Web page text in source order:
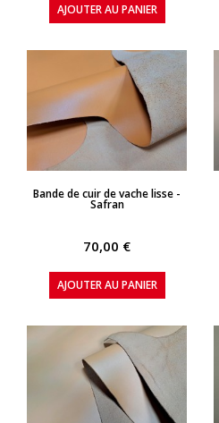
AJOUTER AU PANIER
APERÇU RAPIDE
Bande de cuir de vache lisse -
Safran
70,00 €
AJOUTER AU PANIER